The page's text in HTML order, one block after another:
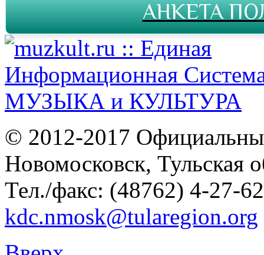
АНКЕТА
© 2012-2017
Новомосковск, Тульская
Тел./факс: (48762) 4-27-
kdc.nmosk@tularegion.org